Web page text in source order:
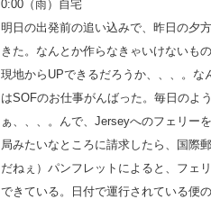
0:00（雨）自宅
明日の出発前の追い込みで、昨日の夕
きた。なんとか作らなきゃいけないも
現地からUPできるだろうか、、、。
はSOFのお仕事がんばった。毎日のよ
ぁ、、、。んで、Jerseyへのフェリー
局みたいなところに請求したら、国際
だねぇ）パンフレットによると、フェ
できている。日付で運行されている便